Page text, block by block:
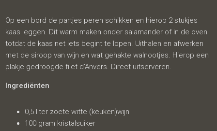
Op een bord de partjes peren schikken en hierop 2 stukjes
kaas leggen. Dit warm maken onder salamander of in de oven
totdat de kaas net iets begint te lopen. Uithalen en afwerken
met de siroop van wijn en wat gehakte walnootjes. Hierop een
plakje gedroogde filet d’Anvers. Direct uitserveren.
Ingrediënten
0,5 liter zoete witte (keuken)wijn
100 gram kristalsuiker